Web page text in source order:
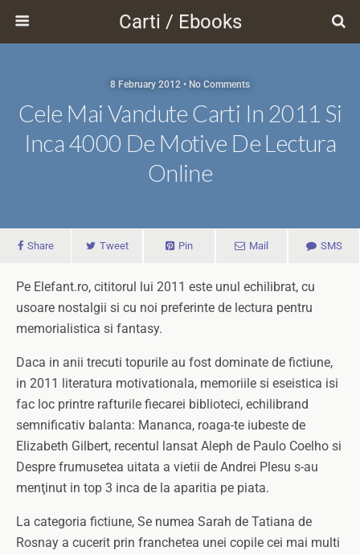
Carti / Ebooks
8 February 2012 • No Comments
Cele Mai Vandute Carti In 2011 Si
Inca 4000 De Motive De Lectura
Online
Share Tweet Pin Mail SMS
Pe Elefant.ro, cititorul lui 2011 este unul echilibrat, cu
usoare nostalgii si cu noi preferinte de lectura pentru
memorialistica si fantasy.
Daca in anii trecuti topurile au fost dominate de fictiune,
in 2011 literatura motivationala, memoriile si eseistica isi
fac loc printre rafturile fiecarei biblioteci, echilibrand
semnificativ balanta: Mananca, roaga-te iubeste de
Elizabeth Gilbert, recentul lansat Aleph de Paulo Coelho si
Despre frumusetea uitata a vietii de Andrei Plesu s-au
menţinut in top 3 inca de la aparitia pe piata.
La categoria fictiune, Se numea Sarah de Tatiana de
Rosnay a cucerit prin franchetea unei copile cei mai multi